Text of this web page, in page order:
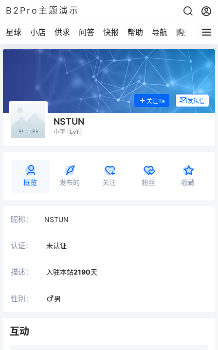
B2Pro主题演示
星球 小店 供求 问答 快报 帮助 导航 购买
NSTUN
小学 Lv1
关注Ta 发私信
概览 发布的 关注 粉丝 收藏
昵称： NSTUN
认证： 未认证
描述： 入驻本站2190天
性别： 男
互动